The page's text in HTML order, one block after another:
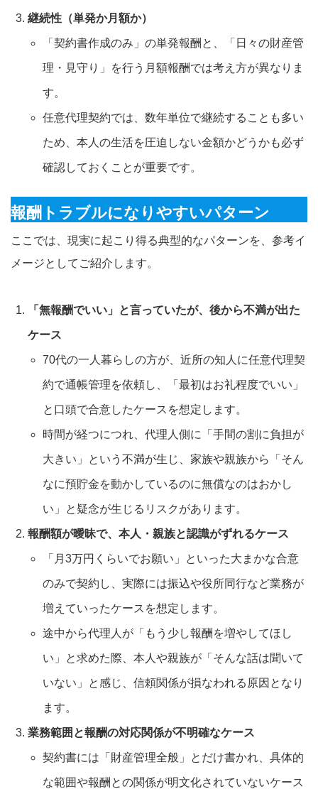
継続性（単発か月額か）
「契約書作成のみ」の単発報酬と、「日々の財産管
理・見守り」を行う月額報酬では考え方が異なりま
す。
任意代理契約では、数年単位で継続することも多い
ため、本人の生活を圧迫しない金額かどうかも必ず
確認しておくことが重要です。
報酬トラブルになりやすいパターン
ここでは、現実に起こり得る典型的なパターンを、参考イ
メージとしてご紹介します。
「無報酬でいい」と言っていたが、後から不満が出た
ケース
70代の一人暮らしの方が、近所の知人に任意代理契
約で通帳管理を依頼し、「最初はお礼程度でいい」
と口頭で合意したケースを想定します。
時間が経つにつれ、代理人側に「手間の割に負担が
大きい」という不満が生じ、家族や親族から「そん
なに預貯金を動かしているのに無償なのはおかし
い」と疑念が生じるリスクがあります。
報酬額が曖昧で、本人・親族と認識がずれるケース
「月3万円くらいでお願い」といった大まかな合意
のみで契約し、実際には振込や役所同行など業務が
増えていったケースを想定します。
途中から代理人が「もう少し報酬を増やしてほし
い」と求めた際、本人や親族が「そんな話は聞いて
いない」と感じ、信頼関係が損なわれる原因となり
ます。
業務範囲と報酬の対応関係が不明確なケース
契約書には「財産管理全般」とだけ書かれ、具体的
な範囲や報酬との関係が明文化されていないケース